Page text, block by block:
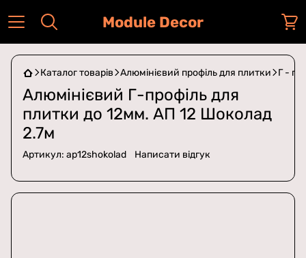
Module Decor
Каталог товарів Алюмінієвий профіль для плитки Г -
Алюмінієвий Г-профіль для
плитки до 12мм. АП 12 Шоколад
2.7м
Артикул: ap12shokolad Написати відгук